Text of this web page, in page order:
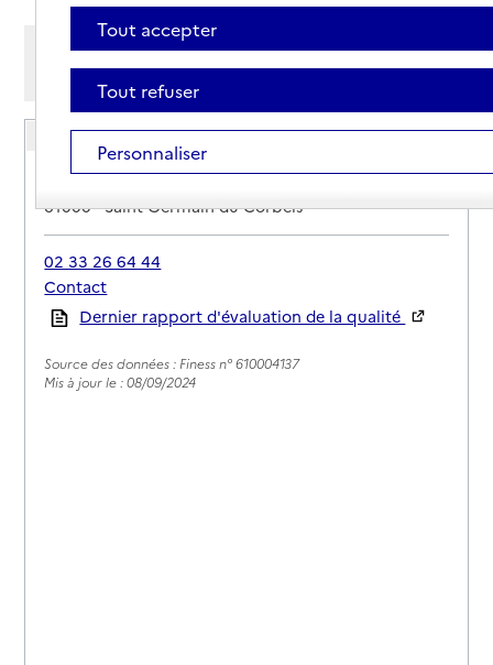
Afficher les résultats par:
EHPA Château de Chauvigny
Adresse
Rue du Parc Renard
61000-Saint-Germain-du-Corbéis
02 33 26 64 44
Contact
Rapport HAS
Dernier rapport d'évaluation de la qualité
Source des données : Finess n° 610004137
Mis à jour le : 08/09/2024
Tout accepter
Tout refuser
Personnaliser